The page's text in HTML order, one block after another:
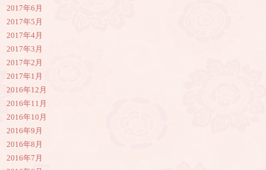
2017年6月
2017年5月
2017年4月
2017年3月
2017年2月
2017年1月
2016年12月
2016年11月
2016年10月
2016年9月
2016年8月
2016年7月